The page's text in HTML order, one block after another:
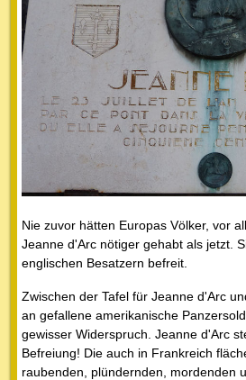
Nie zuvor hätten Europas Völker, vor
Jeanne d'Arc nötiger gehabt als jetzt.
englischen Besatzern befreit.
Zwischen der Tafel für Jeanne d'Arc
an gefallene amerikanische
gewisser Widerspruch. Jeanne d'Arc
Befreiung! Die auch in Frankreich
raubenden, plündernden, mordenden